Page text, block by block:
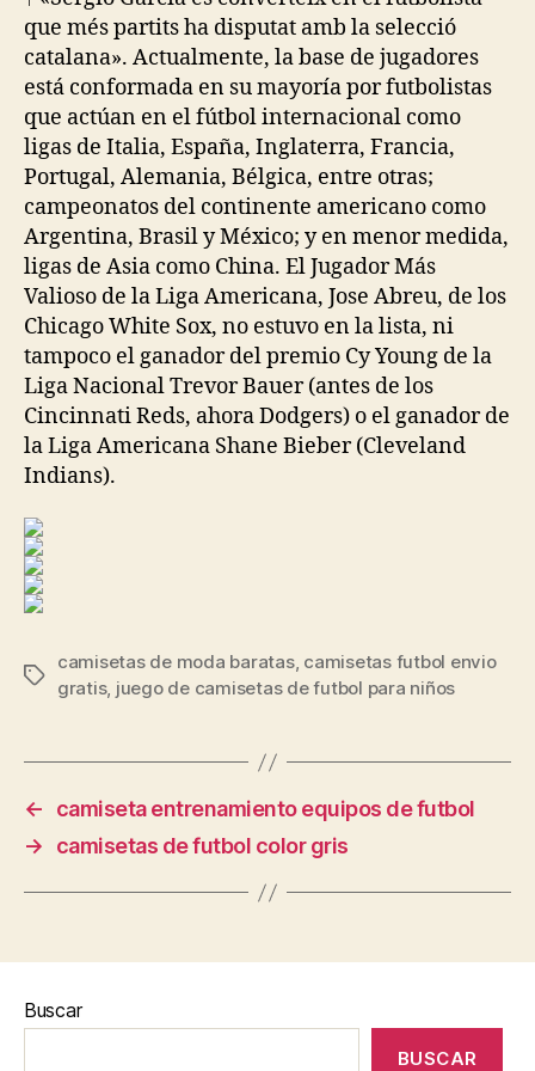
que més partits ha disputat amb la selecció
catalana». Actualmente, la base de jugadores
está conformada en su mayoría por futbolistas
que actúan en el fútbol internacional como
ligas de Italia, España, Inglaterra, Francia,
Portugal, Alemania, Bélgica, entre otras;
campeonatos del continente americano como
Argentina, Brasil y México; y en menor medida,
ligas de Asia como China. El Jugador Más
Valioso de la Liga Americana, Jose Abreu, de los
Chicago White Sox, no estuvo en la lista, ni
tampoco el ganador del premio Cy Young de la
Liga Nacional Trevor Bauer (antes de los
Cincinnati Reds, ahora Dodgers) o el ganador de
la Liga Americana Shane Bieber (Cleveland
Indians).
Etiquetas
camisetas de moda baratas, camisetas futbol envio
gratis, juego de camisetas de futbol para niños
←
camiseta entrenamiento equipos de futbol
→
camisetas de futbol color gris
Buscar
BUSCAR